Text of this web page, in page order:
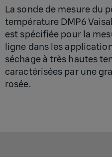
La sonde de mesure du
température DMP6
est spécifiée pour la
ligne dans les
séchage à très hautes
caractérisées par une
rosée.